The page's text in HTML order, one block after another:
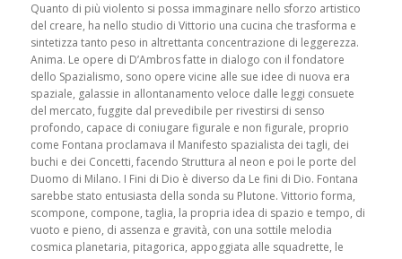
Quanto di più violento si possa immaginare nello sforzo artistico
del creare, ha nello studio di Vittorio una cucina che trasforma e
sintetizza tanto peso in altrettanta concentrazione di leggerezza.
Anima. Le opere di D’Ambros fatte in dialogo con il fondatore
dello Spazialismo, sono opere vicine alle sue idee di nuova era
spaziale, galassie in allontanamento veloce dalle leggi consuete
del mercato, fuggite dal prevedibile per rivestirsi di senso
profondo, capace di coniugare figurale e non figurale, proprio
come Fontana proclamava il Manifesto spazialista dei tagli, dei
buchi e dei Concetti, facendo Struttura al neon e poi le porte del
Duomo di Milano. I Fini di Dio è diverso da Le fini di Dio. Fontana
sarebbe stato entusiasta della sonda su Plutone. Vittorio forma,
scompone, compone, taglia, la propria idea di spazio e tempo, di
vuoto e pieno, di assenza e gravità, con una sottile melodia
cosmica planetaria, pitagorica, appoggiata alle squadrette, le